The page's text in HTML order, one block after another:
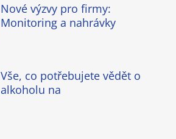
Nové výzvy pro firmy:
Monitoring a nahrávky
Vše, co potřebujete vědět o
alkoholu na